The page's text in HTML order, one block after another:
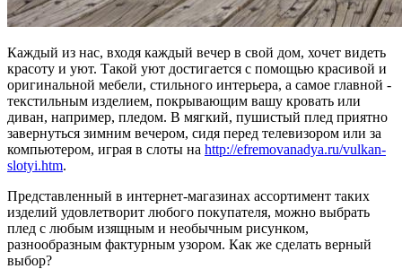
Каждый из нас, входя каждый вечер в свой дом, хочет видеть
красоту и уют. Такой уют достигается с помощью красивой и
оригинальной мебели, стильного интерьера, а самое главной -
текстильным изделием, покрывающим вашу кровать или
диван, например, пледом. В мягкий, пушистый плед приятно
завернуться зимним вечером, сидя перед телевизором или за
компьютером, играя в слоты на http://efremovanadya.ru/vulkan-
slotyi.htm.
Представленный в интернет-магазинах ассортимент таких
изделий удовлетворит любого покупателя, можно выбрать
плед с любым изящным и необычным рисунком,
разнообразным фактурным узором. Как же сделать верный
выбор?